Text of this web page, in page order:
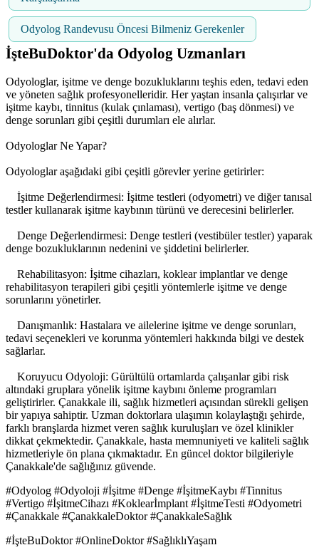
Odyolog Randevusu Öncesi Bilmeniz Gerekenler
İşteBuDoktor'da Odyolog Uzmanları
Odyologlar, işitme ve denge bozukluklarını teşhis eden, tedavi eden
ve yöneten sağlık profesyonelleridir. Her yaştan insanla çalışırlar ve
işitme kaybı, tinnitus (kulak çınlaması), vertigo (baş dönmesi) ve
denge sorunları gibi çeşitli durumları ele alırlar.
Odyologlar Ne Yapar?
Odyologlar aşağıdaki gibi çeşitli görevler yerine getirirler:
İşitme Değerlendirmesi: İşitme testleri (odyometri) ve diğer tanısal
testler kullanarak işitme kaybının türünü ve derecesini belirlerler.
Denge Değerlendirmesi: Denge testleri (vestibüler testler) yaparak
denge bozukluklarının nedenini ve şiddetini belirlerler.
Rehabilitasyon: İşitme cihazları, koklear implantlar ve denge
rehabilitasyon terapileri gibi çeşitli yöntemlerle işitme ve denge
sorunlarını yönetirler.
Danışmanlık: Hastalara ve ailelerine işitme ve denge sorunları,
tedavi seçenekleri ve korunma yöntemleri hakkında bilgi ve destek
sağlarlar.
Koruyucu Odyoloji: Gürültülü ortamlarda çalışanlar gibi risk
altındaki gruplara yönelik işitme kaybını önleme programları
geliştirirler. Çanakkale ili, sağlık hizmetleri açısından sürekli gelişen
bir yapıya sahiptir. Uzman doktorlara ulaşımın kolaylaştığı şehirde,
farklı branşlarda hizmet veren sağlık kuruluşları ve özel klinikler
dikkat çekmektedir. Çanakkale, hasta memnuniyeti ve kaliteli sağlık
hizmetleriyle ön plana çıkmaktadır. En güncel doktor bilgileriyle
Çanakkale'de sağlığınız güvende.
#Odyolog #Odyoloji #İşitme #Denge #İşitmeKaybı #Tinnitus
#Vertigo #İşitmeCihazı #Koklearİmplant #İşitmeTesti #Odyometri
#Çanakkale #ÇanakkaleDoktor #ÇanakkaleSağlık
#İşteBuDoktor #OnlineDoktor #SağlıklıYaşam